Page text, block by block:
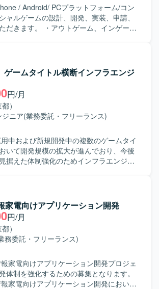
ャルゲームの設計、開発、実装、申請、
トゲーム、インゲーム
計および実装 ・アウトゲーム、インゲー
開発するために必要な周辺ツールの実装
他、エンジニア/デザイナー/プランナー間
・常により良い
できる方です。 ・チームワークを重んじ
ムシステムを理解して制作できる方で
環境】 ・開発ツール：
：UniTask、UniRx、MasterMemory
ゲームタイトル横断インフラエンジ
円/月
）
ニア(業務委託・フリーランス)
用中および新規開発中の複数のゲームタイ
いて開発規模の拡大が進んでおり、今後
据えた体制強化のためインフラエンジニ
織とともに成長していただける方を求め
のサーバインフラ環境の設計・構築・運
運用中および開発中のゲームタイトルを
ラ面からプロジェクトを支援していただ
技術の検証や導入展開を行い、サービス
ンフラ構成の検討を行います。 ・パフォ
スト削減など、インフラ面からの課題解
【求める人物像】 ・インフ
の検討や新技術のキャッチアップが好き
家電向けアプリケーション開発
円/月
）
務委託・フリーランス)
報家電向けアプリケーション開発プロジェ
体制を強化するための募集となります。
報家電向けアプリケーション開発におい